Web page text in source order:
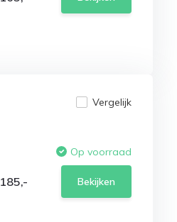
Vergelijk
Op voorraad
Bekijken